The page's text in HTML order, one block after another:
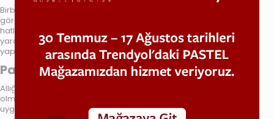
Birbirinden ışıltılı bu renkleri karıştırarak çok doğal ve aydınlık bir
görünüm elde edebilirsiniz. İçindeki ışıltılar sayesinde yüzünüzün
hatlarını ortaya çıkarıp daha genç bir görünüm kazanmanıza
yardımcı olur. Ayrıca, hafif ve ince yapısıyla cildinizde ağırlık
yapmadan uzun saatler makyajınıza eşlik eder.
Pastel Terracotta Allık Nasıl Kullanılır?
Allığınızın makyajınızla bütünleşmesi ve uzun süre kalıcılığa sahip
olması için doğru uygulama yapılması en önemli kıstastır. Doğru
uygulama adımlarına aşağıdan ulaşabilirsiniz.